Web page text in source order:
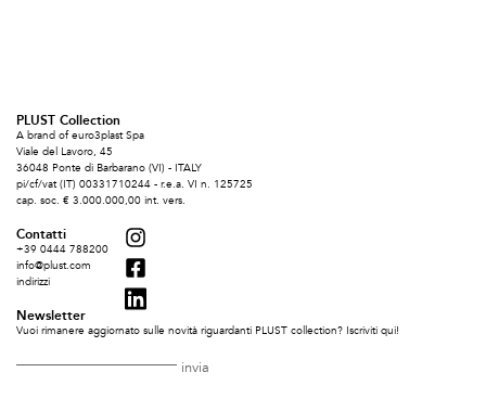
PLUST Collection
A brand of euro3plast Spa
Viale del Lavoro, 45
36048 Ponte di Barbarano (VI) - ITALY
pi/cf/vat (IT) 00331710244 - r.e.a. VI n. 125725
cap. soc. € 3.000.000,00 int. vers.
Contatti
+39 0444 788200
info@plust.com
indirizzi
Newsletter
Vuoi rimanere aggiornato sulle novità riguardanti PLUST collection? Iscriviti qui!